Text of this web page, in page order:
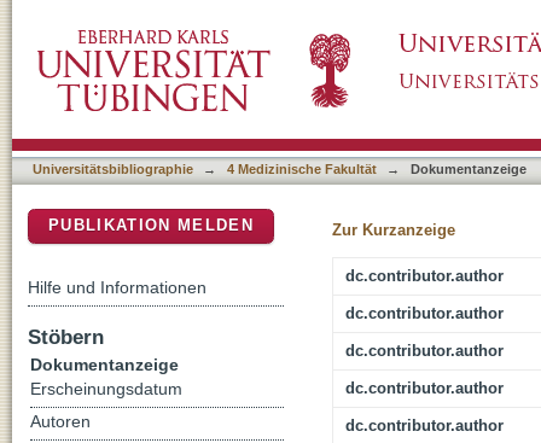
Universitätsbibliographie → 4 Medizinische Fakultät → Dokumentanzeige
Zur Kurzanzeige
dc.contributor.author
dc.contributor.author
dc.contributor.author
dc.contributor.author
dc.contributor.author
PUBLIKATION MELDEN
Hilfe und Informationen
Stöbern
Dokumentanzeige
Erscheinungsdatum
Autoren